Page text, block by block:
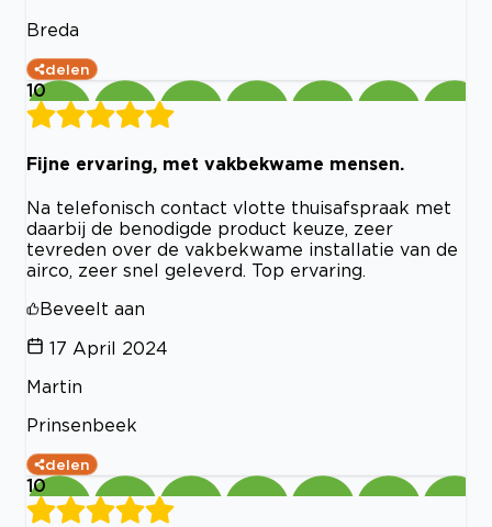
Breda
delen
10
Fijne ervaring, met vakbekwame mensen.
Na telefonisch contact vlotte thuisafspraak met
daarbij de benodigde product keuze, zeer
tevreden over de vakbekwame installatie van de
airco, zeer snel geleverd. Top ervaring.
Beveelt aan
17 April 2024
Martin
Prinsenbeek
delen
10